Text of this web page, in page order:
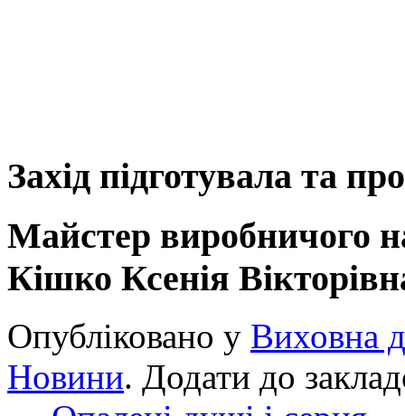
Захід підготувала та
Майстер
Кішко Ксенія
Опубліковано у Виховна
Новини. Додати до